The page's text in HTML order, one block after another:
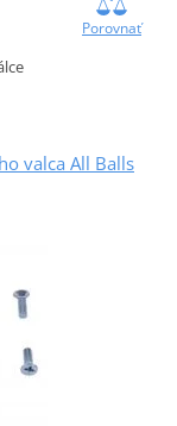
Porovnať
valca All Balls